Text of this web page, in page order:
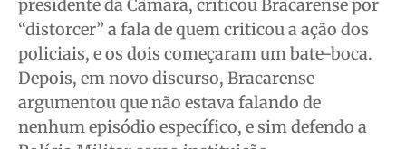
presidente da Câmara, criticou Bracarense por
“distorcer” a fala de quem criticou a ação dos
policiais, e os dois começaram um bate-boca.
Depois, em novo discurso, Bracarense
argumentou que não estava falando de
nenhum episódio específico, e sim defendo a